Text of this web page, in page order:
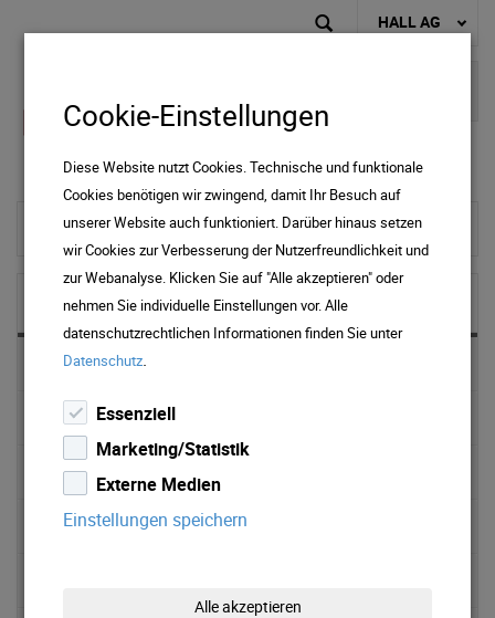
HALL AG
zur Startseite
Service
ONLINE Services
Energieberatung
Photovoltaik
Kundenportal
Cookie-Einstellungen
Diese Website nutzt Cookies. Technische und funktionale
Cookies benötigen wir zwingend, damit Ihr Besuch auf
unserer Website auch funktioniert. Darüber hinaus setzen
wir Cookies zur Verbesserung der Nutzerfreundlichkeit und
zur Webanalyse. Klicken Sie auf "Alle akzeptieren" oder
nehmen Sie individuelle Einstellungen vor. Alle
datenschutzrechtlichen Informationen finden Sie unter
Datenschutz.
Essenziell
Marketing/Statistik
Externe Medien
Einstellungen speichern
Alle akzeptieren